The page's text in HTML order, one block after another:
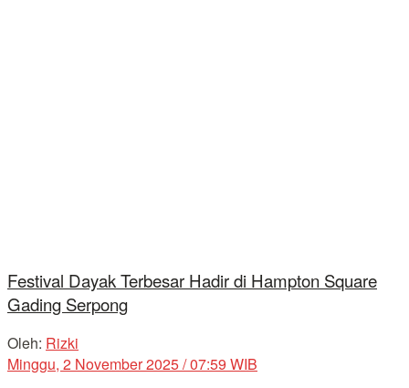
Festival Dayak Terbesar Hadir di Hampton Square
Gading Serpong
Oleh: Rizki
Minggu, 2 November 2025 / 07:59 WIB